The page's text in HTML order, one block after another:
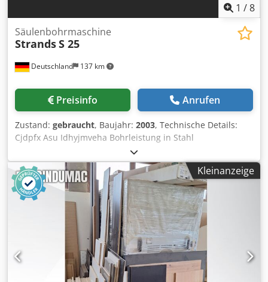
1 /8
Deutschland 137 km
Säulenbohrmaschine
StrandsS 25
Preisinfo Anrufen
Zustand: gebraucht, Baujahr: 2003, Technische Details:
Cjdpfx Asu Idhyjmveha Bohrleistung in Stahl
(Durchmesser): 25 mm Ausladung: 255 mm Bohrhub: 140
mm Spindelaufnahme MK: MK 3 Spindeldrehzahl:: 105 -
2980 / 8step U/min Abstand Spindel/Tisch max.: min.: 350 /
max.: 950 mm Tischaufspannfläche:: 420 x 270 mm Tisch
drehbar: 360 ° Tisch schwenkbar ca.: 30° links / rechts
Bohrtischverstellung: 600 manuell mm
Säulendurchmesser: 100 mm Stromstärke: 400 V / 50 Hz A
Gesamtleistungsbedarf: 0,9 kW Maschinengewicht ca.: 180
kg Abmessung Maschine ca. LxBxH: 0,6 x 0,5 x 1,8 m
Ausstattung: Röhm Schnellspannfutter 3 - 16mm
Umschaltung für Rechts/Linkslauf zum Gewindeschneiden
Kleinanzeige